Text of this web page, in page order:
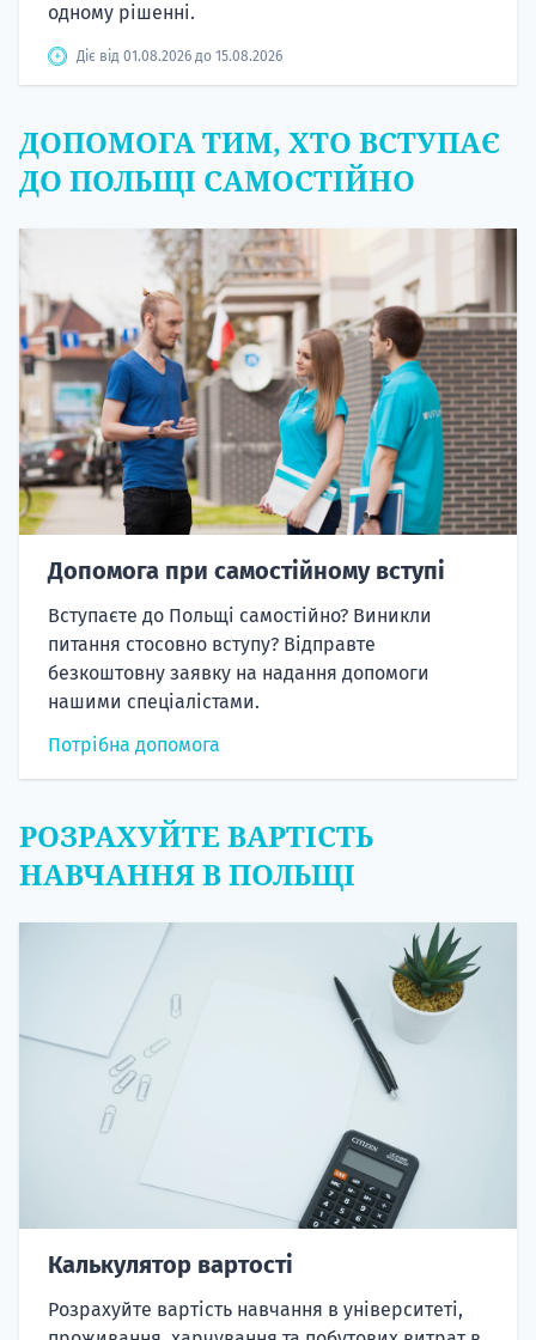
одному рішенні.
Діє від 01.08.2026 до 15.08.2026
ДОПОМОГА ТИМ, ХТО ВСТУПАЄ
ДО ПОЛЬЩІ САМОСТІЙНО
Допомога при самостійному вступі
Вступаєте до Польщі самостійно? Виникли
питання стосовно вступу? Відправте
безкоштовну заявку на надання допомоги
нашими спеціалістами.
Потрібна допомога
РОЗРАХУЙТЕ ВАРТІСТЬ
НАВЧАННЯ В ПОЛЬЩІ
Калькулятор вартості
Розрахуйте вартість навчання в університеті,